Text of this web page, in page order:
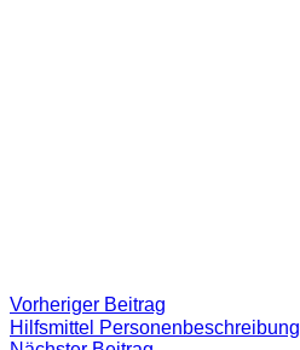
Beitragsnavigation
Vorheriger Beitrag
Beitrag:
Hilfsmittel Personenbeschreibung